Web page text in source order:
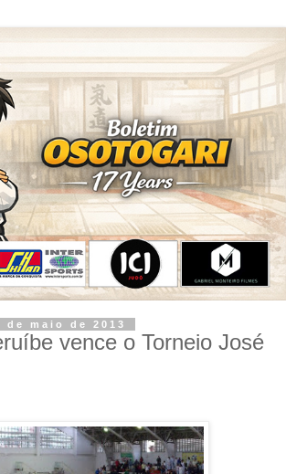
maio de 2013
vence o Torneio José